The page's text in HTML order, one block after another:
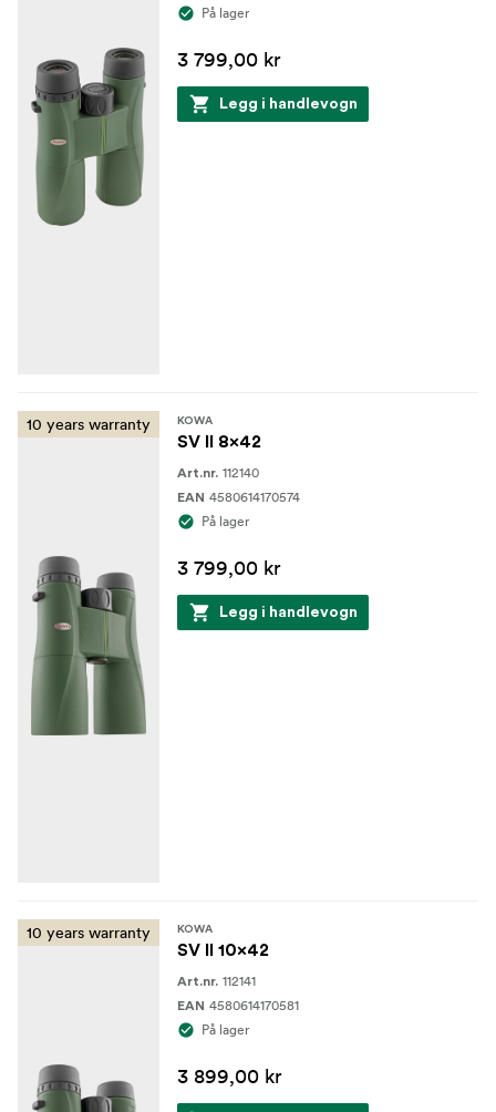
På lager
3 799,00 kr
Legg i handlevogn
10 years warranty KOWA
SV II 8x42
Art.nr. 112140
EAN 4580614170574
På lager
3 799,00 kr
Legg i handlevogn
10 years warranty KOWA
SV II 10x42
Art.nr. 112141
EAN 4580614170581
På lager
3 899,00 kr